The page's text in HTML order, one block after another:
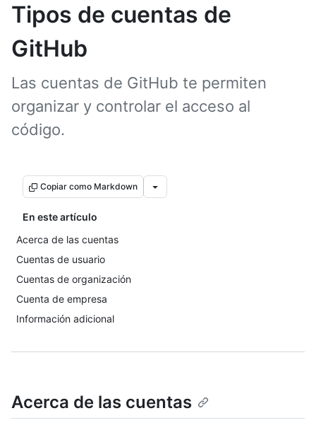
Tipos de cuentas de
GitHub
Las cuentas de GitHub te permiten
organizar y controlar el acceso al
código.
Copiar como Markdown
En este artículo
Acerca de las cuentas
Cuentas de usuario
Cuentas de organización
Cuenta de empresa
Información adicional
Acerca de las cuentas